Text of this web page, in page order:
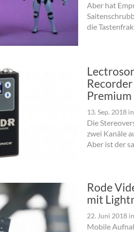
Aber hat
die
Premium
13. Sep. 2018in
Die
zwei Kanäle
Aber ist der
Rode
mit
22. Juni 2018in
Mobile